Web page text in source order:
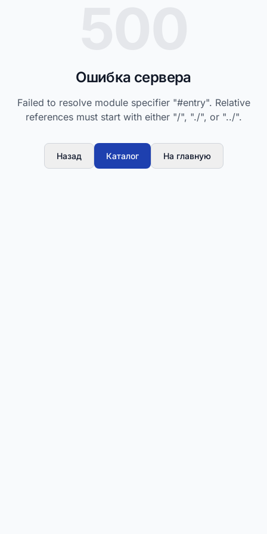
Ошибка сервера
Failed to resolve module specifier "#entry". Relative
references must start with either "/", "./", or "../".
Назад Каталог На главную